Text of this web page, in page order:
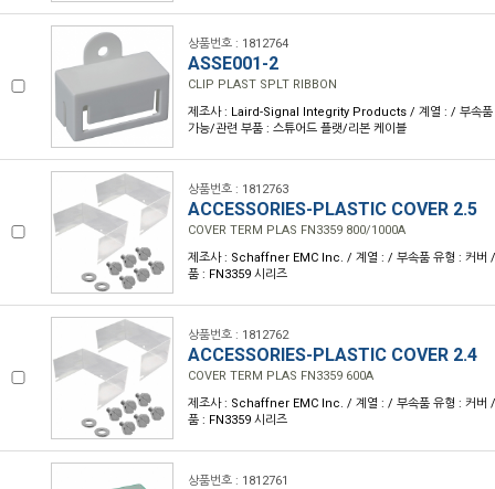
상품번호 : 1812764
ASSE001-2
CLIP PLAST SPLT RIBBON
제조사 : Laird-Signal Integrity Products / 계열 : / 부속품
가능/관련 부품 : 스튜어드 플랫/리본 케이블
상품번호 : 1812763
ACCESSORIES-PLASTIC COVER 2.5
COVER TERM PLAS FN3359 800/1000A
제조사 : Schaffner EMC Inc. / 계열 : / 부속품 유형 : 커버
품 : FN3359 시리즈
상품번호 : 1812762
ACCESSORIES-PLASTIC COVER 2.4
COVER TERM PLAS FN3359 600A
제조사 : Schaffner EMC Inc. / 계열 : / 부속품 유형 : 커버
품 : FN3359 시리즈
상품번호 : 1812761